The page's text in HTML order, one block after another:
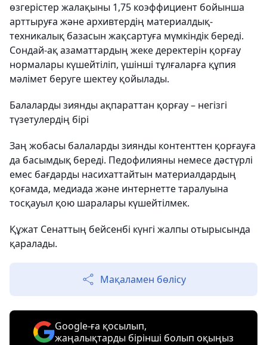
өзгерістер жалақыны 1,75 коэффициент бойынша
арттыруға және архивтердің материалдық-
техникалық базасын жақсартуға мүмкіндік береді.
Сондай-ақ азаматтардың жеке деректерін қорғау
нормалары күшейтіліп, үшінші тұлғаларға құпия
мәлімет беруге шектеу қойылады.
Балаларды зиянды ақпараттан қорғау – негізгі
түзетулердің бірі
Заң жобасы балаларды зиянды контенттен қорғауға
да басымдық береді. Педофилияны немесе дәстүрлі
емес бағдарды насихаттайтын материалдардың
қоғамда, медиада және интернетте таралуына
тосқауыл қою шаралары күшейтілмек.
Құжат Сенаттың бейсенбі күнгі жалпы отырысында
қаралады.
Мақаламен бөлісу
Google-ға қосылып,
жаңалықтарды бірінші болып оқыңыз